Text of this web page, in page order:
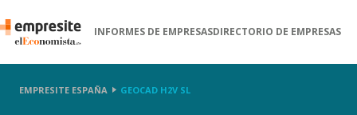
INFORMES DE EMPRESASDIRECTORIO DE EMPRESAS
EMPRESITE ESPAÑA GEOCAD H2V SL